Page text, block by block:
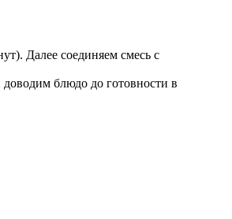
Далее соединяем смесь с
блюдо до готовности в